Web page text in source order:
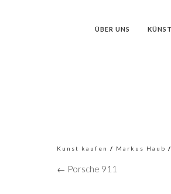
ÜBER UNS
Kunst kaufen / Markus Haub
← Porsche 911